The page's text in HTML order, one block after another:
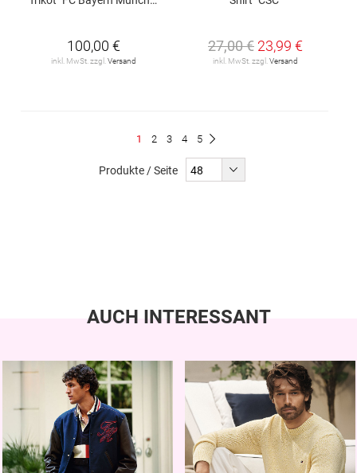
100,00 €
inkl. MwSt. zzgl. Versand
27,00 € 23,99 €
inkl. MwSt. zzgl. Versand
Du
1 Seite
2 Seite
3 Seite
4 Seite
5
Produkte / Seite
AUCH INTERESSANT